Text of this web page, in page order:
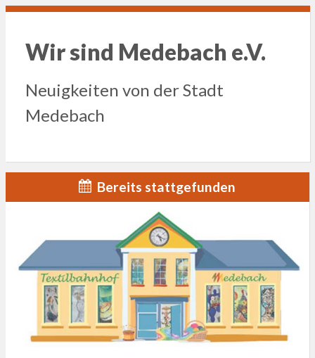
Wir sind Medebach e.V.
Neuigkeiten von der Stadt
Medebach
Bereits stattgefunden